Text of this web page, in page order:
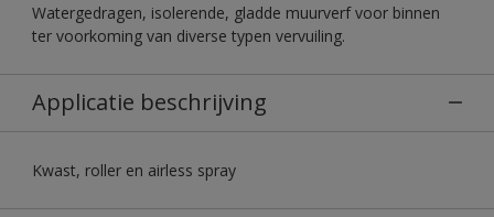
Watergedragen, isolerende, gladde muurverf voor binnen
ter voorkoming van diverse typen vervuiling.
Applicatie beschrijving
Kwast, roller en airless spray